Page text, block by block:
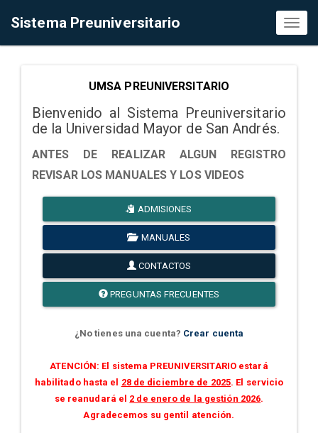
Sistema Preuniversitario
UMSA PREUNIVERSITARIO
Bienvenido al Sistema Preuniversitario
de la Universidad Mayor de San Andrés.
ANTES DE REALIZAR ALGUN REGISTRO
REVISAR LOS MANUALES Y LOS VIDEOS
ADMISIONES
MANUALES
CONTACTOS
PREGUNTAS FRECUENTES
¿No tienes una cuenta? Crear cuenta
ATENCIÓN: El sistema PREUNIVERSITARIO estará
habilitado hasta el 28 de diciembre de 2025. El servicio
se reanudará el 2 de enero de la gestión 2026.
Agradecemos su gentil atención.